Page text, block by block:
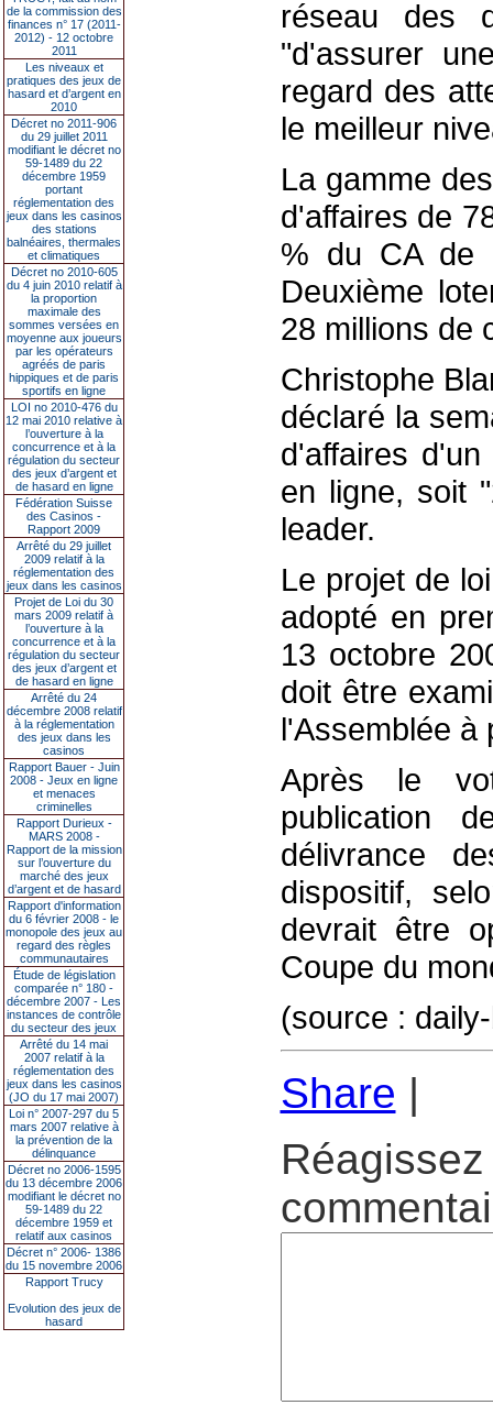
de la commission des
finances n° 17 (2011-
2012) - 12 octobre
2011
Les niveaux et
pratiques des jeux de
hasard et d’argent en
2010
Décret no 2011-906
du 29 juillet 2011
modifiant le décret no
59-1489 du 22
décembre 1959
portant
réglementation des
jeux dans les casinos
des stations
balnéaires, thermales
et climatiques
Décret no 2010-605
du 4 juin 2010 relatif à
la proportion
maximale des
sommes versées en
moyenne aux joueurs
par les opérateurs
agréés de paris
hippiques et de paris
sportifs en ligne
LOI no 2010-476 du
12 mai 2010 relative à
l’ouverture à la
concurrence et à la
régulation du secteur
des jeux d’argent et
de hasard en ligne
Fédération Suisse
des Casinos -
Rapport 2009
Arrêté du 29 juillet
2009 relatif à la
réglementation des
jeux dans les casinos
Projet de Loi du 30
mars 2009 relatif à
l’ouverture à la
concurrence et à la
régulation du secteur
des jeux d’argent et
de hasard en ligne
Arrêté du 24
décembre 2008 relatif
à la réglementation
des jeux dans les
casinos
Rapport Bauer - Juin
2008 - Jeux en ligne
et menaces
criminelles
Rapport Durieux -
MARS 2008 -
Rapport de la mission
sur l’ouverture du
marché des jeux
d’argent et de hasard
Rapport d'information
du 6 février 2008 - le
monopole des jeux au
regard des règles
communautaires
Étude de législation
comparée n° 180 -
décembre 2007 - Les
instances de contrôle
du secteur des jeux
Arrêté du 14 mai
2007 relatif à la
réglementation des
jeux dans les casinos
(JO du 17 mai 2007)
Loi n° 2007-297 du 5
mars 2007 relative à
la prévention de la
délinquance
Décret no 2006-1595
du 13 décembre 2006
modifiant le décret no
59-1489 du 22
décembre 1959 et
relatif aux casinos
Décret n° 2006- 1386
du 15 novembre 2006
Rapport Trucy
Evolution des jeux de
hasard
réseau des
"d'assurer
regard des
le meilleur
La gamme
d'affaires de
% du CA de
Deuxième
28 millions de
Christophe
déclaré la
d'affaires
en ligne, soit
leader.
Le projet de
adopté en
13 octobre
doit être
l'Assemblée à
Après le
publication
délivrance
dispositif,
devrait être
Coupe du
(source :
Share |